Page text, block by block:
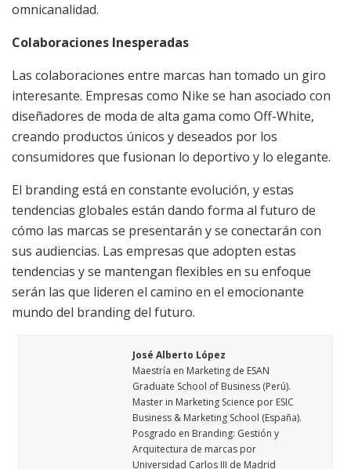
omnicanalidad.
Colaboraciones Inesperadas
Las colaboraciones entre marcas han tomado un giro
interesante. Empresas como Nike se han asociado con
diseñadores de moda de alta gama como Off-White,
creando productos únicos y deseados por los
consumidores que fusionan lo deportivo y lo elegante.
El branding está en constante evolución, y estas
tendencias globales están dando forma al futuro de
cómo las marcas se presentarán y se conectarán con
sus audiencias. Las empresas que adopten estas
tendencias y se mantengan flexibles en su enfoque
serán las que lideren el camino en el emocionante
mundo del branding del futuro.
José Alberto López
Maestría en Marketing de ESAN
Graduate School of Business (Perú).
Master in Marketing Science por ESIC
Business & Marketing School (España).
Posgrado en Branding: Gestión y
Arquitectura de marcas por
Universidad Carlos III de Madrid